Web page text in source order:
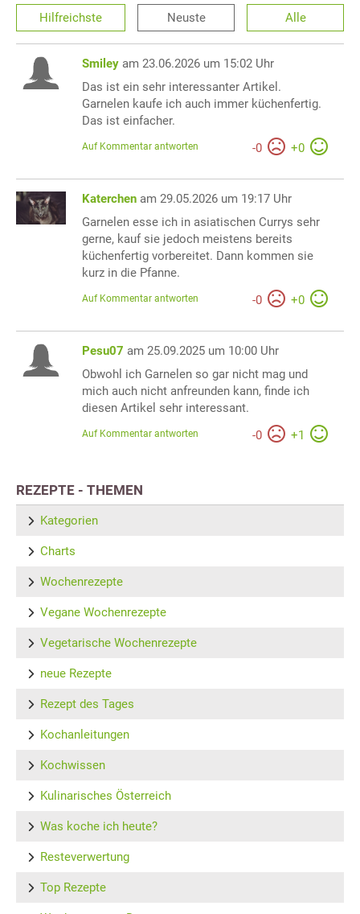
Hilfreichste Neuste Alle
Smiley am 23.06.2026 um 15:02 Uhr
Das ist ein sehr interessanter Artikel.
Garnelen kaufe ich auch immer küchenfertig.
Das ist einfacher.
-0 +0
Auf Kommentar antworten
Katerchen am 29.05.2026 um 19:17 Uhr
Garnelen esse ich in asiatischen Currys sehr
gerne, kauf sie jedoch meistens bereits
küchenfertig vorbereitet. Dann kommen sie
kurz in die Pfanne.
-0 +0
Auf Kommentar antworten
Pesu07 am 25.09.2025 um 10:00 Uhr
Obwohl ich Garnelen so gar nicht mag und
mich auch nicht anfreunden kann, finde ich
diesen Artikel sehr interessant.
-0 +1
Auf Kommentar antworten
REZEPTE - THEMEN
Kategorien
Charts
Wochenrezepte
Vegane Wochenrezepte
Vegetarische Wochenrezepte
neue Rezepte
Rezept des Tages
Kochanleitungen
Kochwissen
Kulinarisches Österreich
Was koche ich heute?
Resteverwertung
Top Rezepte